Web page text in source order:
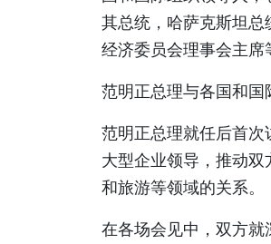
其总统，哈萨克斯坦
经济委员会理事会主席
范明正总理与各国和国
范明正总理就任后首
大型企业领导，推动
和旅游等领域的关系。
在各场会见中，双方